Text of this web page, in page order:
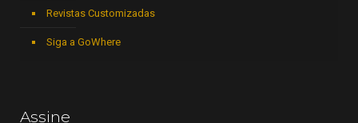
Revistas Customizadas
Siga a GoWhere
Assine